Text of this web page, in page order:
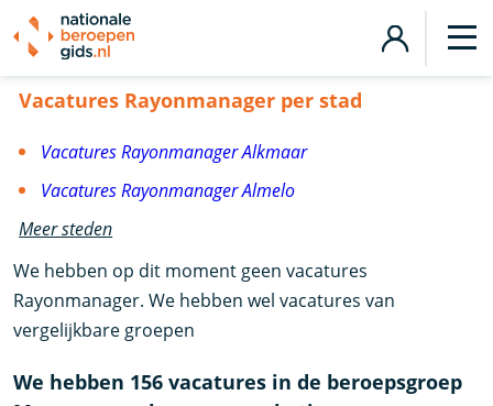
Vacatures Rayonmanager
Vacatures Rayonmanager per stad
Vacatures Rayonmanager Alkmaar
Vacatures Rayonmanager Almelo
Meer steden
We hebben op dit moment geen vacatures
Rayonmanager. We hebben wel vacatures van
vergelijkbare groepen
We hebben 156 vacatures in de beroepsgroep